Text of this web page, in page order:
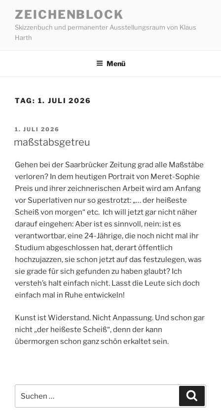
Inhalt
springen
ZEICHENBLOCK
Skizzenbuch und permanenter Ausstellungsraum von Klaus
Harth
Menü
TAG: 1. JULI 2026
VERÖFFENTLICHT
1. JULI 2026
maßstabsgetreu
Gehen bei der Saarbrücker Zeitung grad alle Maßstäbe
verloren? In dem heutigen Portrait von Meret-Sophie
Preis und ihrer zeichnerischen Arbeit wird am Anfang
vor Superlativen nur so gestrotzt: „… der heißeste
Scheiß von morgen“ etc. Ich will jetzt gar nicht näher
darauf eingehen: Aber ist es sinnvoll, nein: ist es
verantwortbar, eine 24-Jährige, die noch nicht mal ihr
Studium abgeschlossen hat, derart öffentlich
hochzujazzen, sie schon jetzt auf das festzulegen, was
sie grade für sich gefunden zu haben glaubt? Ich
versteh’s halt einfach nicht. Lasst die Leute sich doch
einfach mal in Ruhe entwickeln!
Kunst ist Widerstand. Nicht Anpassung. Und schon gar
nicht „der heißeste Scheiß“, denn der kann
übermorgen schon ganz schön erkaltet sein.
nach: